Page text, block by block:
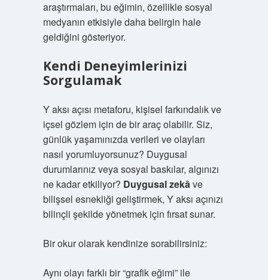
araştırmaları, bu eğimin, özellikle sosyal
medyanın etkisiyle daha belirgin hale
geldiğini gösteriyor.
Kendi Deneyimlerinizi
Sorgulamak
Y aksı açısı metaforu, kişisel farkındalık ve
içsel gözlem için de bir araç olabilir. Siz,
günlük yaşamınızda verileri ve olayları
nasıl yorumluyorsunuz? Duygusal
durumlarınız veya sosyal baskılar, algınızı
ne kadar etkiliyor? Duygusal zekâve
bilişsel esnekliği geliştirmek, Y aksı açınızı
bilinçli şekilde yönetmek için fırsat sunar.
Bir okur olarak kendinize sorabilirsiniz:
Aynı olayı farklı bir “grafik eğimi” ile